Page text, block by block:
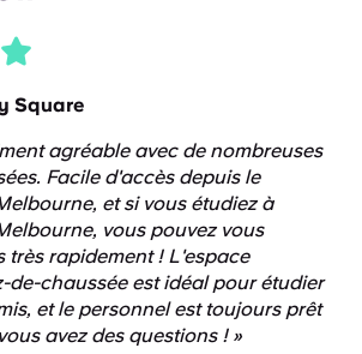
Square
agréable avec de nombreuses
Facile d'accès depuis le
et si vous étudiez à
vous pouvez vous
très rapidement ! L'espace
de-chaussée est idéal pour étudier
et le personnel est toujours prêt
avez des questions ! »